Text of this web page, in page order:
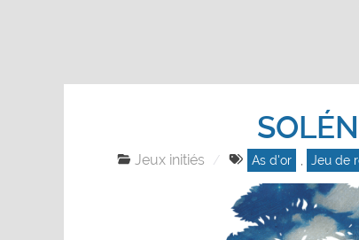
Jeux initiés As d'or Jeu de